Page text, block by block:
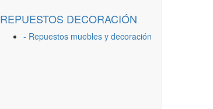
REPUESTOS DECORACIÓN
- Repuestos muebles y decoración